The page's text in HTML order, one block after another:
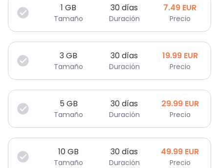
1 GB
Tamaño
30 días
Duración
7.49 EUR
Precio
3GB
Tamaño
30 días
Duración
19.99 EUR
Precio
5 GB
Tamaño
30 días
Duración
29.99 EUR
Precio
10GB
Tamaño
30 días
Duración
49.99 EUR
Precio